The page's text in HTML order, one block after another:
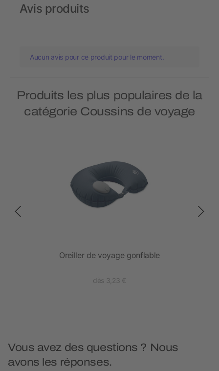
Avis produits
Aucun avis pour ce produit pour le moment.
Produits les plus populaires de la
catégorie Coussins de voyage
Oreiller de voyage gonflable
dès 3,23 €
Vous avez des questions ? Nous
avons les réponses.